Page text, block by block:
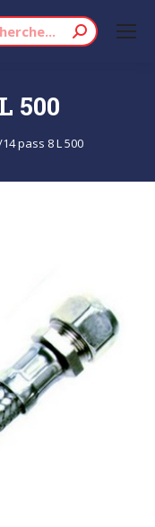
500
pass 8 L 500